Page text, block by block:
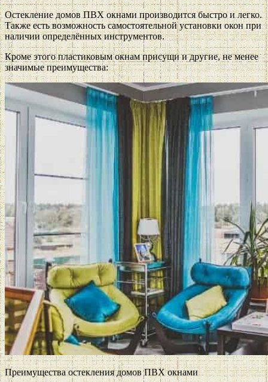
Остекление домов ПВХ окнами производится быстро и легко.
Также есть возможность самостоятельной установки окон при
наличии определённых инструментов.
Кроме этого пластиковым окнам присущи и другие, не менее
значимые преимущества:
Преимущества остекления домов ПВХ окнами